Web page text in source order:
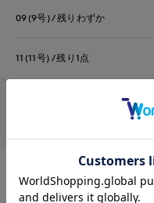
09(9号) 残りわずか
11(11号) 残り1点
残りわずか